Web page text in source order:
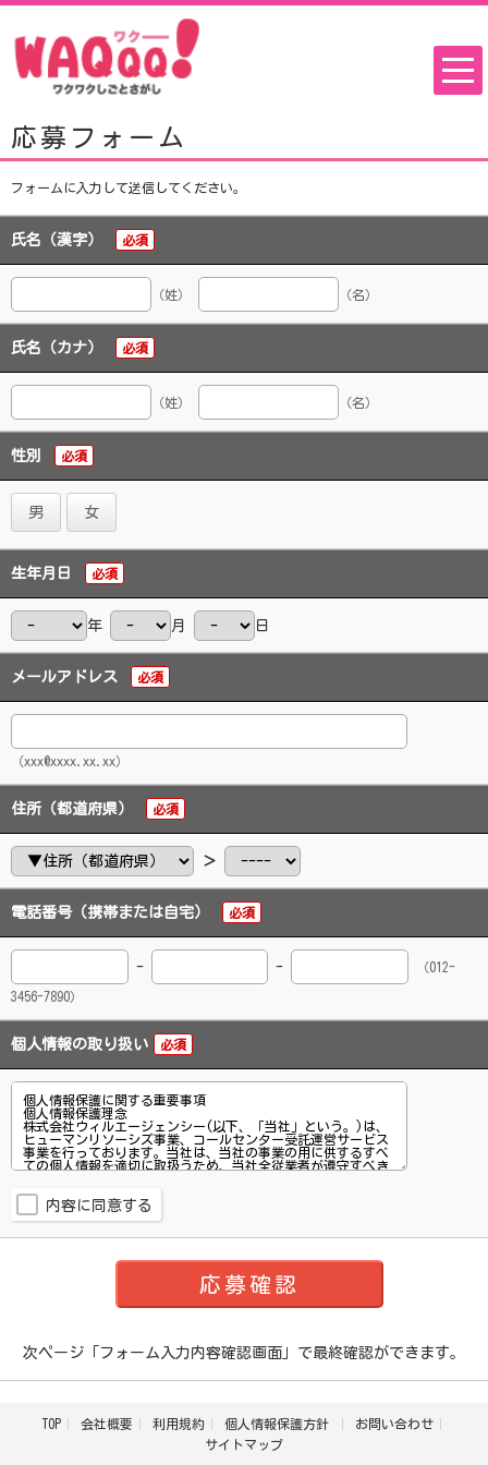
応募フォーム
フォームに入力して送信してください。
氏名（漢字） 必須
（姓） （名）
氏名（カナ） 必須
（姓） （名）
性別 必須
男 女
生年月日 必須
年 月 日
メールアドレス 必須
（xxx@xxxx.xx.xx）
住所（都道府県） 必須
＞
電話番号（携帯または自宅） 必須
- - （012-
3456-7890）
個人情報の取り扱い 必須
内容に同意する
次ページ「フォーム入力内容確認画面」で最終確認ができます。
TOP 会社概要 利用規約 個人情報保護方針
お問い合わせ
サイトマップ